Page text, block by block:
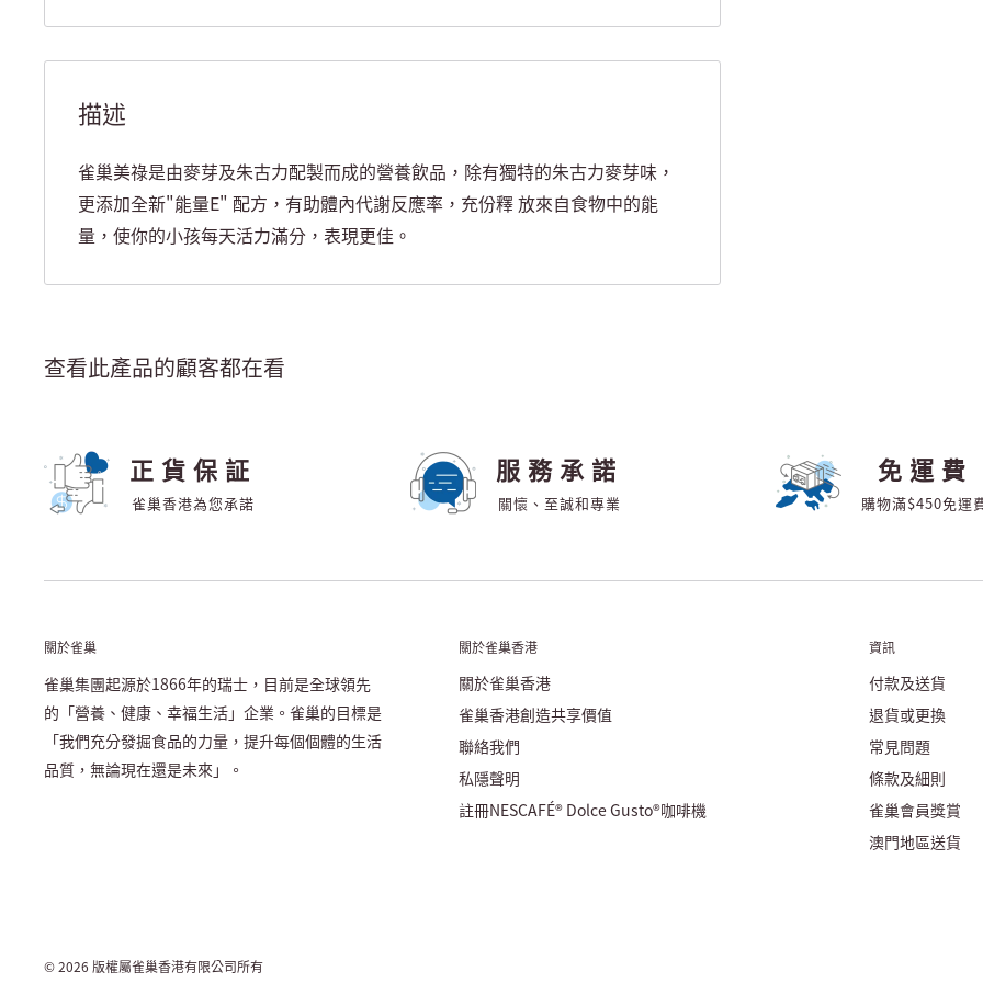
描述
雀巢美祿是由麥芽及朱古力配製而成的營養飲品，除有獨特的朱古力麥芽味，
更添加全新"能量E" 配方，有助體內代謝反應率，充份釋 放來自食物中的能
量，使你的小孩每天活力滿分，表現更佳。
查看此產品的顧客都在看
正貨保証
雀巢香港為您承諾
服務承諾
關懷、至誠和專業
免運費
購物滿$450免運
關於雀巢
雀巢集團起源於1866年的瑞士，目前是全球領先
的「營養、健康、幸福生活」企業。雀巢的目標是
「我們充分發掘食品的力量，提升每個個體的生活
品質，無論現在還是未來」。
關於雀巢香港
關於雀巢香港
雀巢香港創造共享價值
聯絡我們
私隱聲明
註冊NESCAFÉ® Dolce Gusto®咖啡機
資訊
付款及送貨
退貨或更換
常見問題
條款及細則
雀巢會員獎賞
澳門地區送貨
© 2026 版權屬雀巢香港有限公司所有